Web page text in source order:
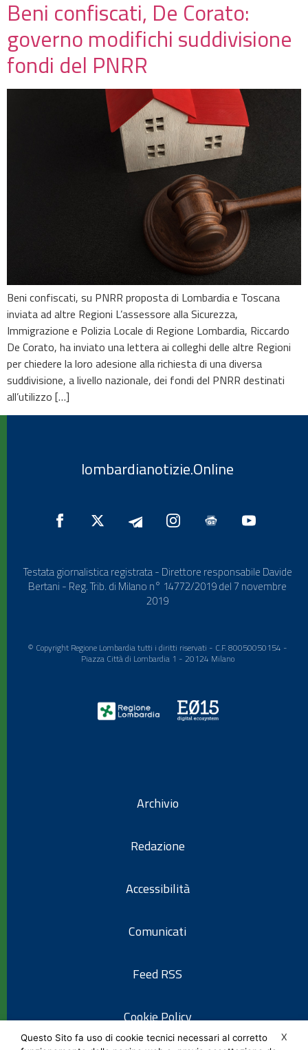
Beni confiscati, De Corato:
governo modifichi suddivisione
fondi del PNRR
Beni confiscati, su PNRR proposta di Lombardia e Toscana
inviata ad altre Regioni L’assessore alla Sicurezza,
Immigrazione e Polizia Locale di Regione Lombardia, Riccardo
De Corato, ha inviato una lettera ai colleghi delle altre Regioni
per chiedere la loro adesione alla richiesta di una diversa
suddivisione, a livello nazionale, dei fondi del PNRR destinati
all’utilizzo […]
lombardianotizie.Online
Testata giornalistica registrata - Direttore responsabile Davide
Bertani - Reg. Trib. di Milano n° 14772/2019 del 7 novembre
2019
© Copyright Regione Lombardia tutti i diritti riservati - C.F. 80050050154 -
Piazza Città di Lombardia 1 - 20124 Milano
Archivio
Redazione
Accessibilità
Comunicati
Feed RSS
Cookie Policy
X
Questo Sito fa uso di cookie tecnici necessari al corretto